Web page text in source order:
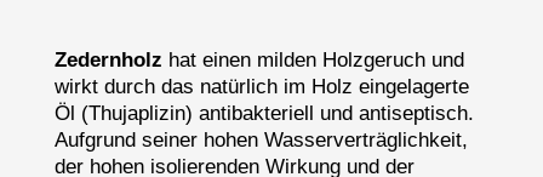
Zedernholz hat einen milden Holzgeruch und
wirkt durch das natürlich im Holz eingelagerte
Öl (Thujaplizin) antibakteriell und antiseptisch.
Aufgrund seiner hohen Wasserverträglichkeit,
der hohen isolierenden Wirkung und der